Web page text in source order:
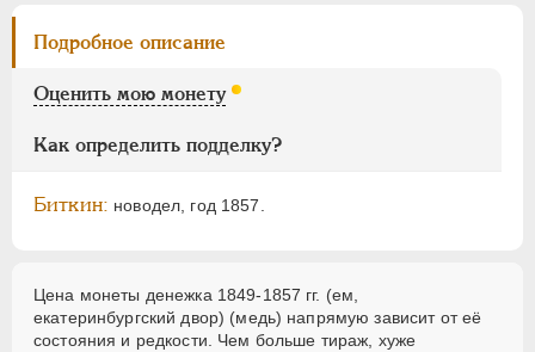
Подробное описание
Оценить мою монету
Как определить подделку?
Биткин: новодел, год 1857.
Цена монеты денежка 1849-1857 гг. (ем,
екатеринбургский двор) (медь) напрямую зависит от её
состояния и редкости. Чем больше тираж, хуже
Для Грузии
Русско-Польские
Монетовидные
АЛЕКСАНДР III
1881-1894
ВРЕМЕННОЕ ПРАВ. 1917-1918
ИНОСТРАННЫЕ 1768-1918